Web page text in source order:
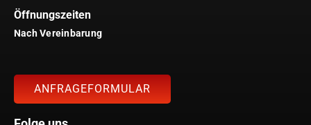
Öffnungszeiten
Nach Vereinbarung
ANFRAGEFORMULAR